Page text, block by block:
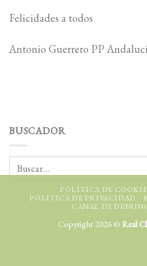
Felicidades a todos
Antonio Guerrero PP
BUSCADOR
POLÍTICA DE
POLÍTICA DE PRIVACIDAD
CANAL DE
Copyright 2026 © Real